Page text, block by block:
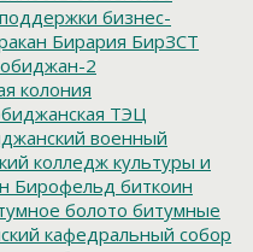
бизнес-
Бирария БирЗСТ
2
колония
ТЭЦ
военный
колледж культуры и
Бирофельд биткоин
болото битумные
кафедральный собор